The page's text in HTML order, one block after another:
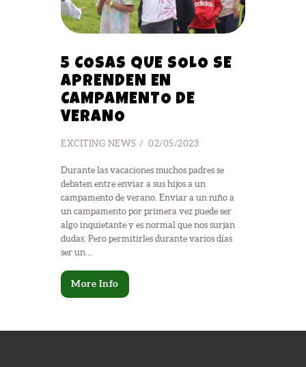
5 COSAS QUE SOLO SE
APRENDEN EN
CAMPAMENTO DE
VERANO
EXCITING NEWS 02/05/2023
Durante las vacaciones muchos padres se
debaten entre enviar a sus hijos a un
campamento de verano. Enviar a un niño a
un campamento por primera vez puede ser
algo inquietante y es normal que nos surjan
dudas. Pero permitirles durante varios días
ser un…
More Info